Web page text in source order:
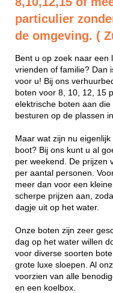
particulier
de omgeving. (
Bent u op zoek naar een
vrienden of familie? Dan
voor u! Bij ons
boten voor 8, 10, 12, 15
elektrische boten aan
besturen op de plassen
Maar wat zijn nu
boot? Bij ons kunt u al
per weekend. De prijzen
per aantal personen.
meer dan voor een
scherpe prijzen aan,
dagje uit op het water.
Onze boten zijn zeer
dag op het water willen
voor diverse soorten
grote luxe sloepen. Al
voorzien van alle
en een koelbox.